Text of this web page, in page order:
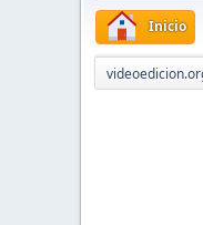
Inicio